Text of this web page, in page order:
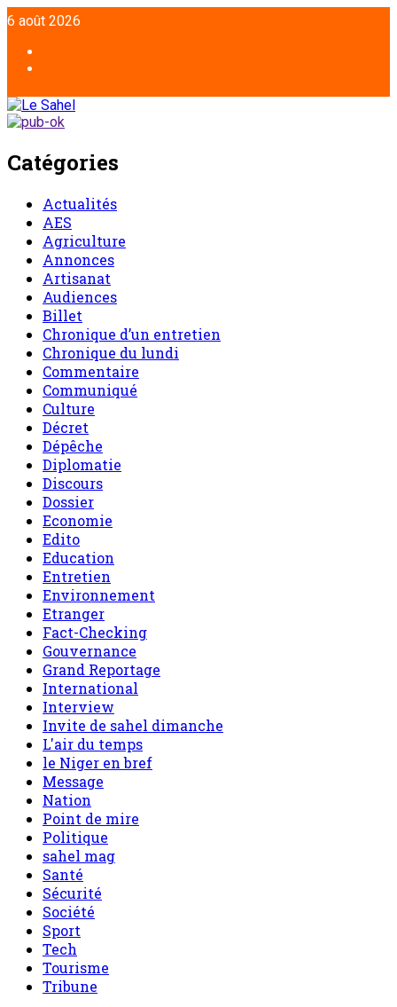
Aller
au
contenu
6 août 2026
Catégories
Actualités
AES
Agriculture
Annonces
Artisanat
Audiences
Billet
Chronique d’un entretien
Chronique du lundi
Commentaire
Communiqué
Culture
Décret
Dépêche
Diplomatie
Discours
Dossier
Economie
Edito
Education
Entretien
Environnement
Etranger
Fact-Checking
Gouvernance
Grand Reportage
International
Interview
Invite de sahel dimanche
L'air du temps
le Niger en bref
Message
Nation
Point de mire
Politique
sahel mag
Santé
Sécurité
Société
Sport
Tech
Tourisme
Tribune